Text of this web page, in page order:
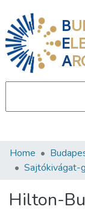
B
E
A
Communities &
Statistics
Home
Sajtókivágat-
Hilton-